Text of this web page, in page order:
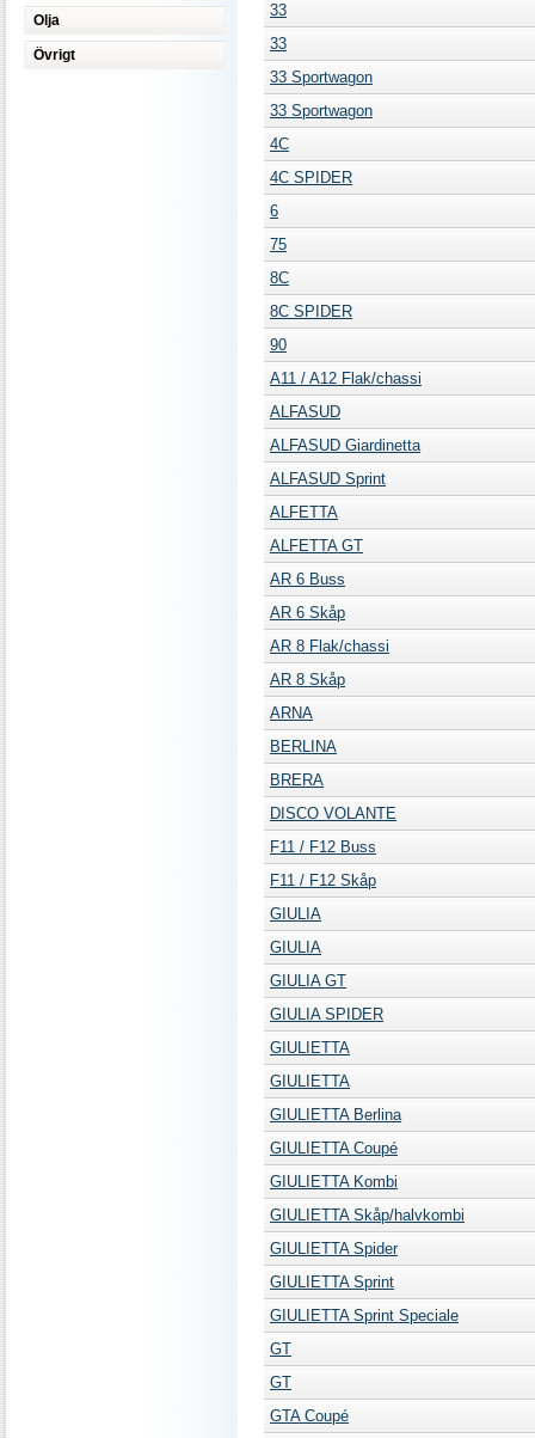
Olja
Övrigt
33
33
33 Sportwagon
33 Sportwagon
4C
4C SPIDER
6
75
8C
8C SPIDER
90
A11 / A12 Flak/chassi
ALFASUD
ALFASUD Giardinetta
ALFASUD Sprint
ALFETTA
ALFETTA GT
AR 6 Buss
AR 6 Skåp
AR 8 Flak/chassi
AR 8 Skåp
ARNA
BERLINA
BRERA
DISCO VOLANTE
F11 / F12 Buss
F11 / F12 Skåp
GIULIA
GIULIA
GIULIA GT
GIULIA SPIDER
GIULIETTA
GIULIETTA
GIULIETTA Berlina
GIULIETTA Coupé
GIULIETTA Kombi
GIULIETTA Skåp/halvkombi
GIULIETTA Spider
GIULIETTA Sprint
GIULIETTA Sprint Speciale
GT
GT
GTA Coupé